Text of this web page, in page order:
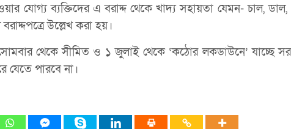
যোগ্য ব্যক্তিদের এ বরাদ্দ থেকে খাদ্য সহায়তা যেমন- চাল,
উল্লেখ করা হয়।
থেকে সীমিত ও ১ জুলাই থেকে ‘কঠোর লকডাউনে’ যাচ্ছে
যেতে পারবে না।